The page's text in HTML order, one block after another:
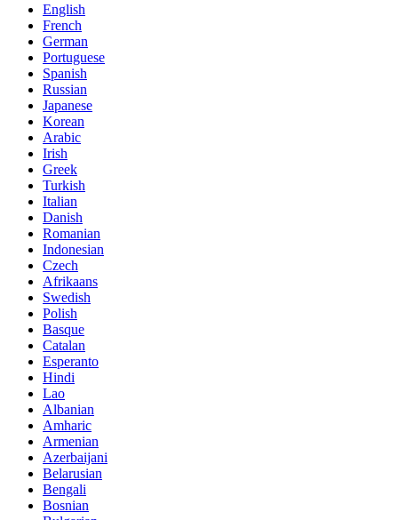
English
French
German
Portuguese
Spanish
Russian
Japanese
Korean
Arabic
Irish
Greek
Turkish
Italian
Danish
Romanian
Indonesian
Czech
Afrikaans
Swedish
Polish
Basque
Catalan
Esperanto
Hindi
Lao
Albanian
Amharic
Armenian
Azerbaijani
Belarusian
Bengali
Bosnian